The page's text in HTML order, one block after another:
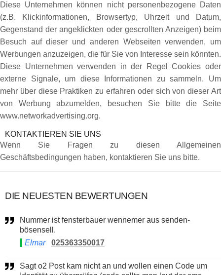
Diese Unternehmen können nicht personenbezogene Daten
(z.B. Klickinformationen, Browsertyp, Uhrzeit und Datum,
Gegenstand der angeklickten oder gescrollten Anzeigen) beim
Besuch auf dieser und anderen Webseiten verwenden, um
Werbungen anzuzeigen, die für Sie von Interesse sein könnten.
Diese Unternehmen verwenden in der Regel Cookies oder
externe Signale, um diese Informationen zu sammeln. Um
mehr über diese Praktiken zu erfahren oder sich von dieser Art
von Werbung abzumelden, besuchen Sie bitte die Seite
www.networkadvertising.org.
KONTAKTIEREN SIE UNS
Wenn Sie Fragen zu diesen Allgemeinen
Geschäftsbedingungen haben, kontaktieren Sie uns bitte.
DIE NEUESTEN BEWERTUNGEN
Nummer ist fensterbauer wennemer aus senden-
bösensell.
Elmar
025363350017
Sagt o2 Post kam nicht an und wollen einen Code um